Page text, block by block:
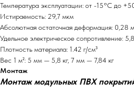
Температура эксплуатации: от -15°С до
Истираемость: 29,7 мкм
Абсолютная остаточная деформация: 0,28
Удельное электрическое сопротивление:
Плотность материала: 1.42 г/см³
Вес 1 м²: 5 мм — 5,8 кг, 7 мм — 7,84 кг
Монтаж
Монтаж модульных ПВХ